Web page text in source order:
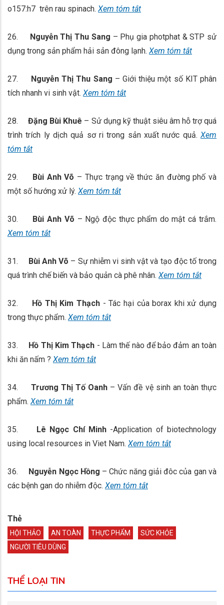
o157:h7 trên rau spinach. Xem tóm tắt
26. Nguyễn Thị Thu Sang – Phụ gia photphat & STP sử
dụng trong sản phẩm hải sản đông lạnh. Xem tóm tắt
27. Nguyễn Thị Thu Sang – Giới thiệu một số KIT phân
tích nhanh vi sinh vật. Xem tóm tắt
28.Đặng Bùi Khuê – Sử dụng kỹ thuật siêu âm hỗ trợ quá
trình trích ly dịch quả sơ ri trong sản xuất nước quả. Xem
tóm tắt
29. Bùi Anh Võ – Thực trạng về thức ăn đường phố và
một số hướng xử lý. Xem tóm tắt
30. Bùi Anh Võ – Ngộ độc thực phẩm do mật cá trắm.
Xem tóm tắt
31. Bùi Anh Võ – Sự nhiễm vi sinh vật và tạo độc tố trong
quá trình chế biến và bảo quản cà phê nhân. Xem tóm tắt
32. Hồ Thị Kim Thạch - Tác hại của borax khi xử dụng
trong thực phẩm. Xem tóm tắt
33. Hồ Thị Kim Thạch - Làm thế nào để bảo đảm an toàn
khi ăn nấm ? Xem tóm tắt
34. Trương Thị Tố Oanh – Vấn đề vệ sinh an toàn thực
phẩm. Xem tóm tắt
35. Lê Ngọc Chí Minh-Application of biotechnology
using local resources in Viet Nam. Xem tóm tắt
36. Nguyễn Ngọc Hồng – Chức năng giải đôc của gan và
các bệnh gan do nhiễm độc. Xem tóm tắt
Thẻ
HỘI THẢO AN TOÀN THỰC PHẨM
SỨC KHỎE
NGƯỜI TIÊU DÙNG
THỂ LOẠI TIN